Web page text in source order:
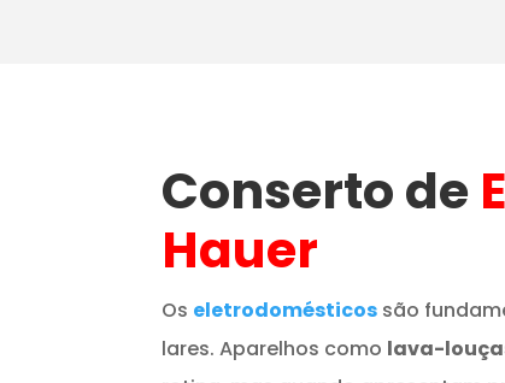
Conserto de
Hauer
Os eletrodomésticos são
lares. Aparelhos como lava-